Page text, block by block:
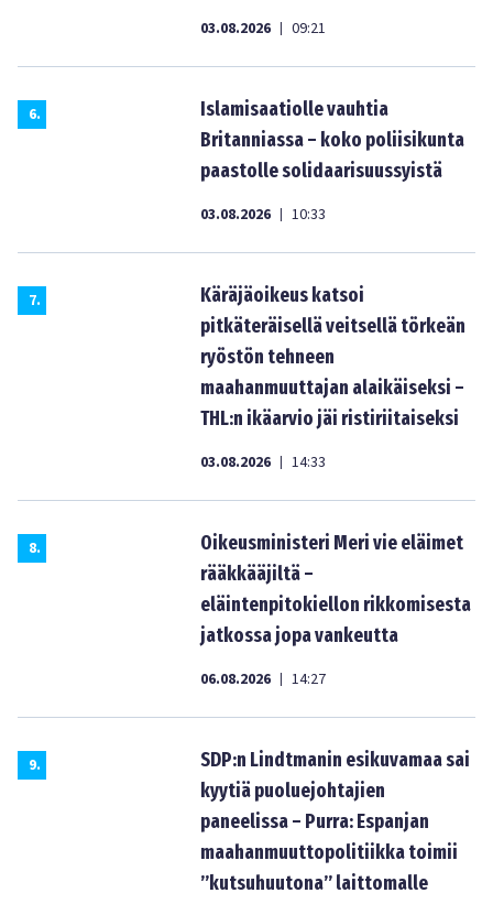
03.08.2026 | 09:21
6.
Islamisaatiolle vauhtia
Britanniassa – koko poliisikunta
paastolle solidaarisuussyistä
03.08.2026 | 10:33
7.
Käräjäoikeus katsoi
pitkäteräisellä veitsellä törkeän
ryöstön tehneen
maahanmuuttajan alaikäiseksi –
THL:n ikäarvio jäi ristiriitaiseksi
03.08.2026 | 14:33
8.
Oikeusministeri Meri vie eläimet
rääkkääjiltä –
eläintenpitokiellon rikkomisesta
jatkossa jopa vankeutta
06.08.2026 | 14:27
9.
SDP:n Lindtmanin esikuvamaa sai
kyytiä puoluejohtajien
paneelissa – Purra: Espanjan
maahanmuuttopolitiikka toimii
”kutsuhuutona” laittomalle